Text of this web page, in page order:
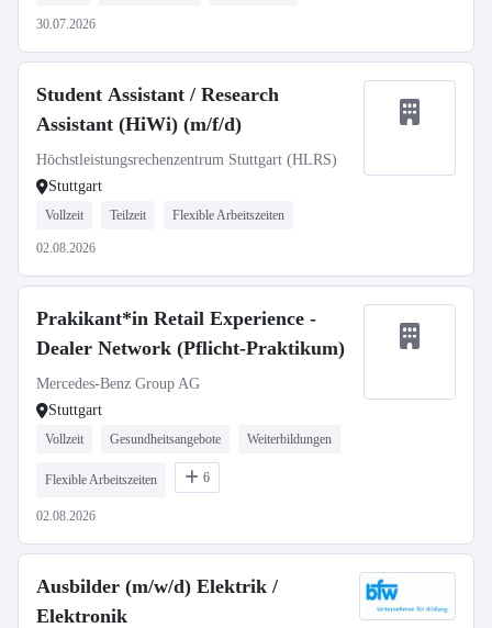
30.07.2026
Student Assistant / Research
Assistant (HiWi) (m/f/d)
Höchstleistungsrechenzentrum Stuttgart (HLRS)
Stuttgart
Vollzeit Teilzeit Flexible Arbeitszeiten
02.08.2026
Prakikant*in Retail Experience -
Dealer Network (Pflicht-Praktikum)
Mercedes-Benz Group AG
Stuttgart
Vollzeit Gesundheitsangebote Weiterbildungen
Flexible Arbeitszeiten 6
02.08.2026
Ausbilder (m/w/d) Elektrik /
Elektronik